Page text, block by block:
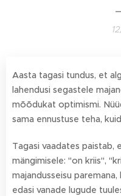
Aasta tagasi tundus, et
lahendusi segastele
mõõdukat optimismi.
sama ennustuse teha,
Tagasi vaadates paistab,
mängimisele: "on kriis",
majandusseisu
edasi vanade lugude